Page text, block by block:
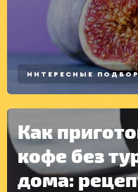
ИНТЕРЕСНЫЕ
Как
кофе без
дома: